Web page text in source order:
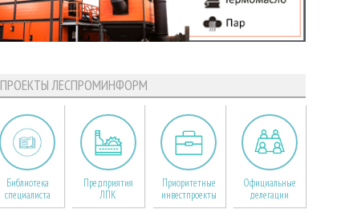
ПРОЕКТЫ ЛЕСПРОМИНФОРМ
Библиотека
специалиста
Предприятия
ЛПК
Приоритетные
инвестпроекты
Официальные
делегации